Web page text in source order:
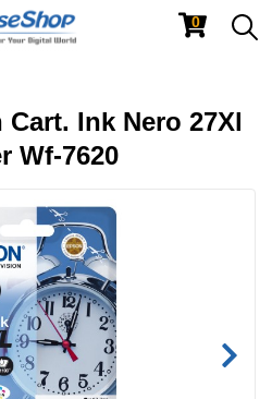
0
Ink Nero 27Xl
Wf-7620